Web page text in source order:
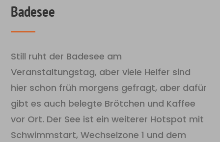
Badesee
Still ruht der Badesee am
Veranstaltungstag, aber viele Helfer sind
hier schon früh morgens gefragt, aber dafür
gibt es auch belegte Brötchen und Kaffee
vor Ort. Der See ist ein weiterer Hotspot mit
Schwimmstart, Wechselzone 1 und dem